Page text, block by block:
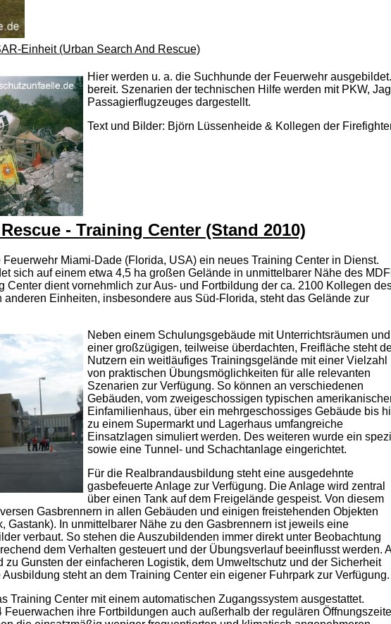
Einheit (Urban Search And Rescue)
Hier werden u. a. die Suchhunde der Feuerwehr
bereit. Szenarien der technischen Hilfe werden mit PKW,
Passagierflugzeuges dargestellt.
Text und Bilder: Björn Lüssenheide & Kollegen der
- Training Center (Stand 2010)
Miami-Dade (Florida, USA) ein neues Training Center in Dienst.
sich auf einem etwa 4,5 ha großen Gelände in unmittelbarer Nähe des
Center dient vornehmlich zur Aus- und Fortbildung der ca. 2100 Kollegen
anderen Einheiten, insbesondere aus Süd-Florida, steht das Gelände zur
Neben einem Schulungsgebäude mit Unterrichtsräumen und
einer großzügigen, teilweise überdachten, Freifläche steht
Nutzern ein weitläufiges Trainingsgelände mit einer Vielzahl
von praktischen Übungsmöglichkeiten für alle relevanten
Szenarien zur Verfügung. So können an verschiedenen
Gebäuden, vom zweigeschossigen typischen
Einfamilienhaus, über ein mehrgeschossiges Gebäude bis
zu einem Supermarkt und Lagerhaus umfangreiche
Einsatzlagen simuliert werden. Des weiteren wurde ein
sowie eine Tunnel- und Schachtanlage eingerichtet.
Für die Realbrandausbildung steht eine ausgedehnte
gasbefeuerte Anlage zur Verfügung. Die Anlage wird zentral
über einen Tank auf dem Freigelände gespeist. Von diesem
Gasbrennern in allen Gebäuden und einigen freistehenden Objekten
Gastank). In unmittelbarer Nähe zu den Gasbrennern ist jeweils eine
verbaut. So stehen die Auszubildenden immer direkt unter Beobachtung
dem Verhalten gesteuert und der Übungsverlauf beeinflusst werden.
zu Gunsten der einfacheren Logistik, dem Umweltschutz und der Sicherheit
steht an dem Training Center ein eigener Fuhrpark zur Verfügung.
Training Center mit einem automatischen Zugangssystem ausgestattet.
Feuerwachen ihre Fortbildungen auch außerhalb der regulären